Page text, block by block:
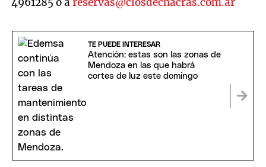
TE PUEDE INTERESAR
Atención: estas son las zonas de
Mendoza en las que habrá
cortes de luz este domingo